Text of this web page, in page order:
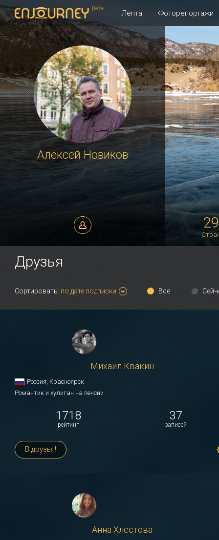
Лента Фоторепортажи
Алексей Новиков
Алексей Новиков 29
Друзья
Сортировать: по дате подписки Все
Михаил Квакин
Россия, Красноярск
Романтик и хулиган на пенсии
1718
рейтинг
37
записей
В друзья!
Анна Хлестова